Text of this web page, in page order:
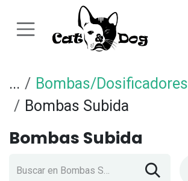
...
Bombas/Dosificadores
Bombas Subida
Bombas Subida